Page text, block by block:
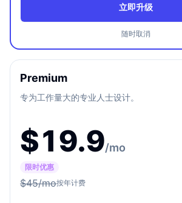
立即升级
随时取消
Premium
专为工作量大的专业人士设计。
$19.9/mo
限时优惠
$45/mo按年计费